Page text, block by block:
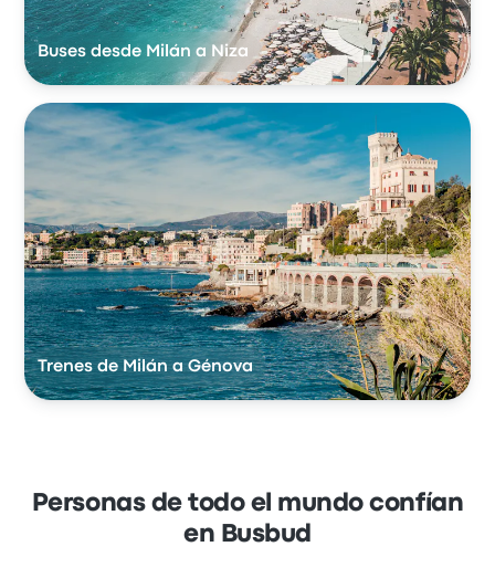
Buses desde Milán a Niza
Trenes de Milán a Génova
Personas de todo el mundo confían
en Busbud